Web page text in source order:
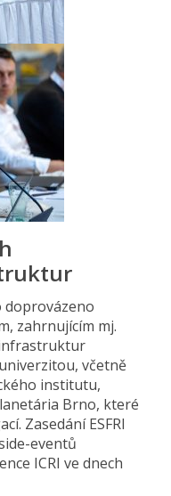
doprovázeno
zahrnujícím mj.
infrastruktur
včetně
institutu,
Brno, které
Zasedání ESFRI
eventů
ICRI ve dnech